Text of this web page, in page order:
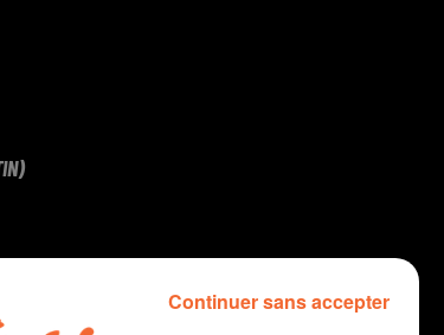
a lancé sa saison
Continuer sans accepter